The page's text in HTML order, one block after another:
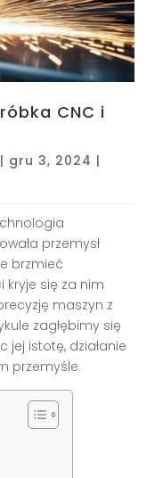
CNC i
| gru 3, 2024 |
przemysł
brzmieć
kryje się za nim
maszyn z
zagłębimy się
jej istotę, działanie
przemyśle.